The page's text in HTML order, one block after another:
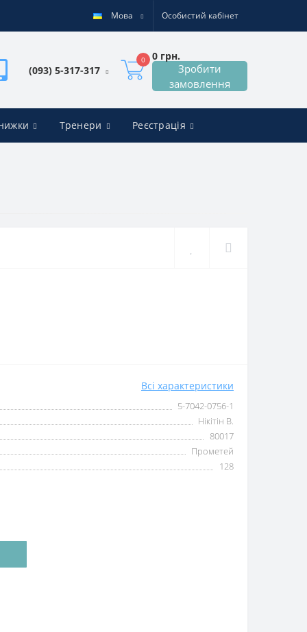
Мова Особистий кабінет
(093) 5-317-317
0 0 грн.
Зробити
замовлення
Тренери Реєстрація
Всі характеристики
5-7042-0756-1
Нікітін В.
80017
Прометей
128